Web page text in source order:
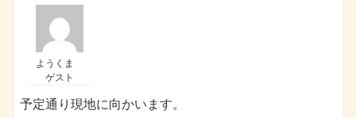
ようくま
ゲスト
予定通り現地に向かいます。